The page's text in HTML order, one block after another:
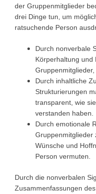
der Gruppenmitglieder
drei Dinge tun, um
ratsuchende Person
Durch nonverbale
Körperhaltung und
Durch inhaltliche
Strukturierungen
transparent, wie
verstanden haben.
Durch emotionale
Gruppenmitglieder
Wünsche und
Person vermuten.
Durch die nonverbalen
Zusammenfassungen